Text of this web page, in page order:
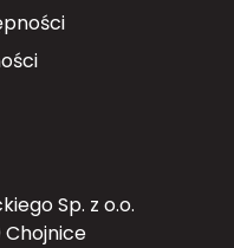
Sp. z o.o.
Chojnice